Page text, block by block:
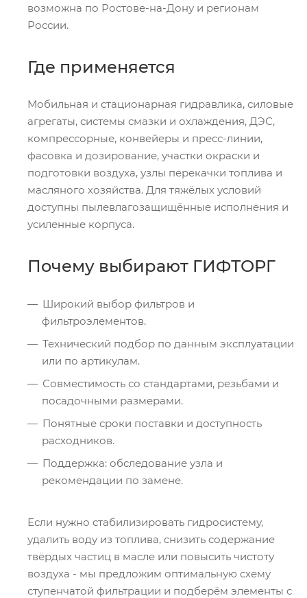
возможна по Ростове-на-Дону и регионам
России.
Где применяется
Мобильная и стационарная гидравлика, силовые
агрегаты, системы смазки и охлаждения, ДЭС,
компрессорные, конвейеры и пресс-линии,
фасовка и дозирование, участки окраски и
подготовки воздуха, узлы перекачки топлива и
масляного хозяйства. Для тяжёлых условий
доступны пылевлагозащищённые исполнения и
усиленные корпуса.
Почему выбирают ГИФТОРГ
Широкий выбор фильтров и
фильтроэлементов.
Технический подбор по данным эксплуатации
или по артикулам.
Совместимость со стандартами, резьбами и
посадочными размерами.
Понятные сроки поставки и доступность
расходников.
Поддержка: обследование узла и
рекомендации по замене.
Если нужно стабилизировать гидросистему,
удалить воду из топлива, снизить содержание
твёрдых частиц в масле или повысить чистоту
воздуха - мы предложим оптимальную схему
ступенчатой фильтрации и подберём элементы с